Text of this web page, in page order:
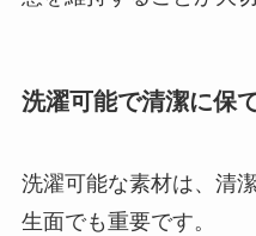
洗濯可能で清潔に保
洗濯可能な素材は、清
生面でも重要です。